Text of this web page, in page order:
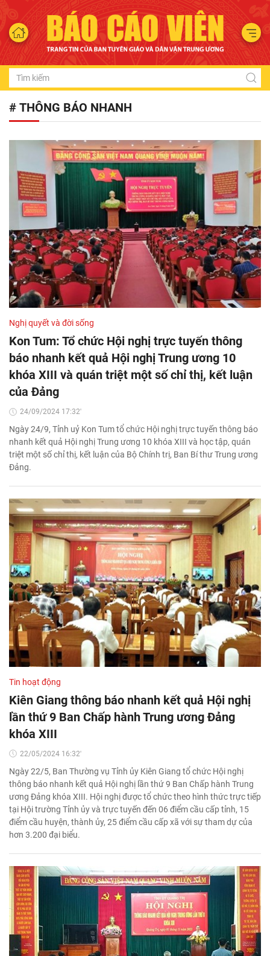
# THÔNG BÁO NHANH
Nghị quyết và đời sống
Kon Tum: Tổ chức Hội nghị trực tuyến thông
báo nhanh kết quả Hội nghị Trung ương 10
khóa XIII và quán triệt một số chỉ thị, kết luận
của Đảng
24/09/2024 17:32'
Ngày 24/9, Tỉnh uỷ Kon Tum tổ chức Hội nghị trực tuyến thông báo
nhanh kết quả Hội nghị Trung ương 10 khóa XIII và học tập, quán
triệt một số chỉ thị, kết luận của Bộ Chính trị, Ban Bí thư Trung ương
Đảng.
Tin hoạt động
Kiên Giang thông báo nhanh kết quả Hội nghị
lần thứ 9 Ban Chấp hành Trung ương Đảng
khóa XIII
22/05/2024 16:32'
Ngày 22/5, Ban Thường vụ Tỉnh ủy Kiên Giang tổ chức Hội nghị
thông báo nhanh kết quả Hội nghị lần thứ 9 Ban Chấp hành Trung
ương Đảng khóa XIII. Hội nghị được tổ chức theo hình thức trực tiếp
tại Hội trường Tỉnh ủy và trực tuyến đến 06 điểm cầu cấp tỉnh, 15
điểm cầu huyện, thành ủy, 25 điểm cầu cấp xã với sự tham dự của
hơn 3.200 đại biểu.